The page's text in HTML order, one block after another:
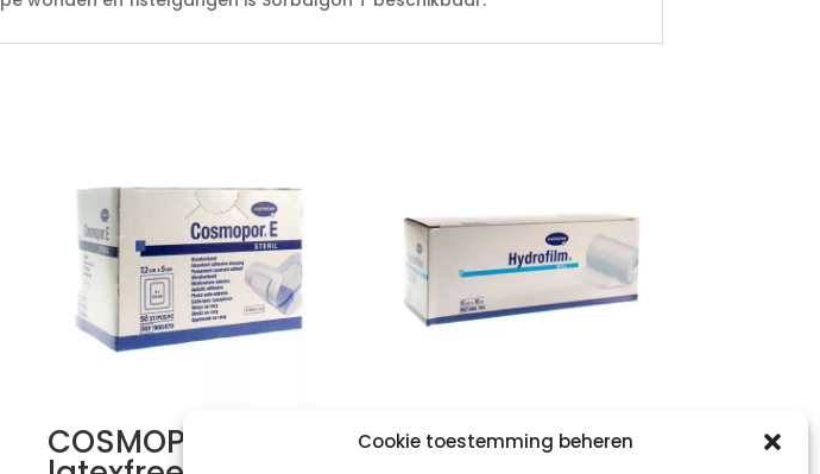
Cookie toestemming beheren
COSMOPOR E HYDROFILM roll